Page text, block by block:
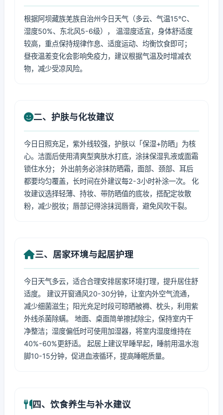
根据阿坝藏族羌族自治州今日天气（多云、气温15℃、
湿度50%、东北风5-6级）， 温湿度适宜，身体舒适度
较高，重点保持规律作息、适度运动、均衡饮食即可；
昼夜温差变化会影响免疫力，建议根据气温及时增减衣
物，减少受凉风险。
二、护肤与化妆建议
今日日照充足，紫外线较强，护肤以「保湿+防晒」为核
心。洁面后使用清爽型爽肤水打底，涂抹保湿乳液或面霜
锁住水分； 外出前务必涂抹防晒霜，面部、颈部、耳后
都要均匀覆盖，长时间在外建议每2-3小时补涂一次。 化
妆建议选择轻薄、持妆、带防晒值的底妆，搭配定妆散
粉，减少脱妆；唇部记得涂抹润唇膏，避免风吹干裂。
三、居家环境与起居护理
今日天气多云，适合合理安排居家环境打理，提升居住舒
适度。 建议开窗通风20-30分钟，让室内外空气流通，
减少细菌滋生；阳光充足时段可晾晒被褥、枕头，利用紫
外线杀菌除螨。 地面、桌面简单擦拭除尘，保持室内干
净整洁；湿度偏低时可使用加湿器，将室内湿度维持在
40%-60%更舒适。 起居上建议早睡早起，睡前用温水泡
脚10-15分钟，促进血液循环，提高睡眠质量。
四、饮食养生与补水建议